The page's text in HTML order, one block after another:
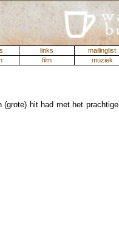
links mailinglist
film muziek
(grote) hit had met het prachtige